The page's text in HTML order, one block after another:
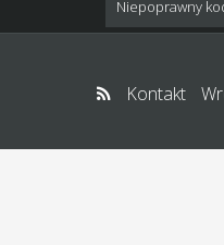
Niepoprawny
Kontakt